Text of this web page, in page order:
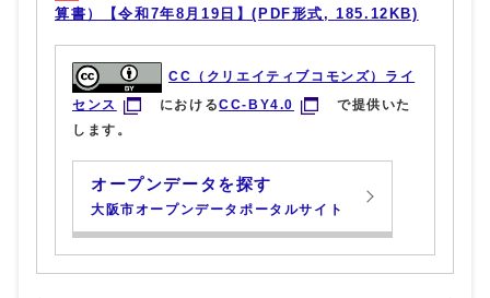
算書）【令和7年8月19日】(PDF形式, 185.12KB)
CC（クリエイティブコモンズ）ライ
センス
におけるCC-BY4.0
で提供いた
します。
オープンデータを探す
大阪市オープンデータポータルサイト